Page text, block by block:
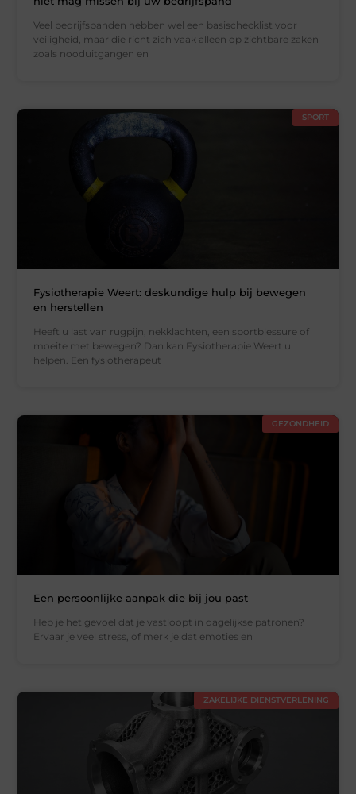
Veel bedrijfspanden hebben wel een basischecklist voor
veiligheid, maar die richt zich vaak alleen op zichtbare zaken
zoals nooduitgangen en
SPORT
Fysiotherapie Weert: deskundige hulp bij bewegen
en herstellen
Heeft u last van rugpijn, nekklachten, een sportblessure of
moeite met bewegen? Dan kan Fysiotherapie Weert u
helpen. Een fysiotherapeut
GEZONDHEID
Een persoonlijke aanpak die bij jou past
Heb je het gevoel dat je vastloopt in dagelijkse patronen?
Ervaar je veel stress, of merk je dat emoties en
ZAKELIJKE DIENSTVERLENING